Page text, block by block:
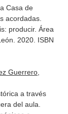
Casa de
acordadas.
producir. Área
2020. ISBN
Guerrero,
a través
del aula.